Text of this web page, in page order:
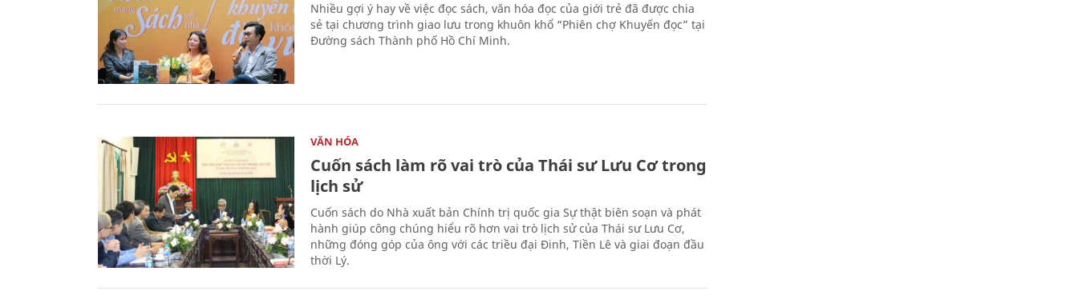
Nhiều gợi ý hay về việc đọc sách, văn hóa đọc của giới trẻ đã được chia
sẻ tại chương trình giao lưu trong khuôn khổ “Phiên chợ Khuyến đọc” tại
Đường sách Thành phố Hồ Chí Minh.
VĂN HÓA
Cuốn sách làm rõ vai trò của Thái sư Lưu Cơ trong
lịch sử
Cuốn sách do Nhà xuất bản Chính trị quốc gia Sự thật biên soạn và phát
hành giúp công chúng hiểu rõ hơn vai trò lịch sử của Thái sư Lưu Cơ,
những đóng góp của ông với các triều đại Đinh, Tiền Lê và giai đoạn đầu
thời Lý.